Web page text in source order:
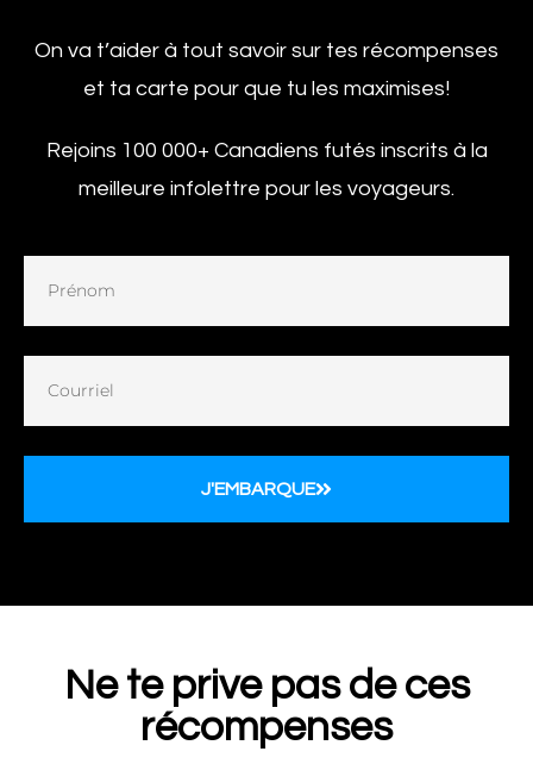
On va t’aider à tout savoir sur tes récompenses
et ta carte pour que tu les maximises!
Rejoins 100 000+ Canadiens futés inscrits à la
meilleure infolettre pour les voyageurs.
J'EMBARQUE
Ne te prive pas de ces
récompenses